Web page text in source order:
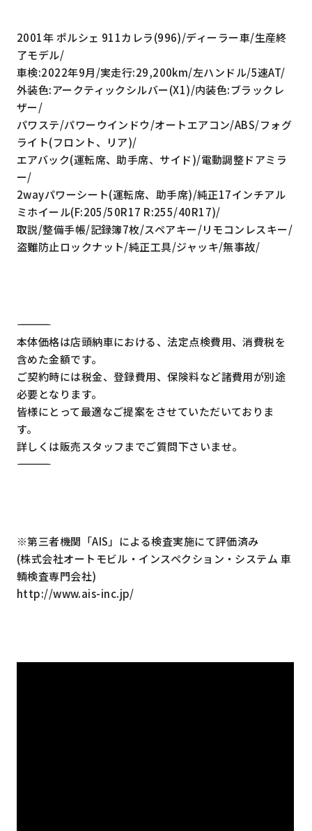
2001年 ポルシェ 911カレラ(996)/ディーラー車/生産終
了モデル/
車検:2022年9月/実走行:29,200km/左ハンドル/5速AT/
外装色:アークティックシルバー(X1)/内装色:ブラックレ
ザー/
パワステ/パワーウインドウ/オートエアコン/ABS/フォグ
ライト(フロント、リア)/
エアバック(運転席、助手席、サイド)/電動調整ドアミラ
ー/
2wayパワーシート(運転席、助手席)/純正17インチアル
ミホイール(F:205/50R17 R:255/40R17)/
取説/整備手帳/記録簿7枚/スペアキー/リモコンレスキー/
盗難防止ロックナット/純正工具/ジャッキ/無事故/
―――――――――――――――――――――――――――――――――
本体価格は店頭納車における、法定点検費用、消費税を
含めた金額です。
ご契約時には税金、登録費用、保険料など諸費用が別途
必要となります。
皆様にとって最適なご提案をさせていただいておりま
す。
詳しくは販売スタッフまでご質問下さいませ。
―――――――――――――――――――――――――――――――――
※第三者機関「AIS」による検査実施にて評価済み
(株式会社オートモビル・インスペクション・システム 車
輌検査専門会社)
http://www.ais-inc.jp/